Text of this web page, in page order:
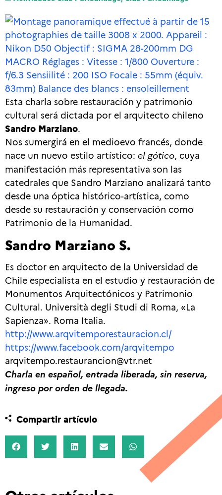
Esta charla sobre restauración y patrimonio
cultural será dictada por el arquitecto chileno
Sandro Marziano.
Nos sumergirá en el medioevo francés, donde
nace un nuevo estilo artístico: el gótico, cuya
manifestación más representativa son las
catedrales que Sandro Marziano analizará tanto
desde una óptica histórico-artística, como
desde su restauración y conservación como
Patrimonio de la Humanidad.
Sandro Marziano S.
Es doctor en arquitecto de la Universidad de
Chile especialista en el estudio y restauración de
Monumentos Arquitectónicos y Patrimonio
Cultural. Università degli Studi di Roma, «La
Sapienza». Roma Italia.
http://www.arqvitemporestauracion.cl/
https://www.facebook.com/arqvitempo
arqvitempo.restaurancion@vtr.net
Charla en español, entrada liberada, sin reserva,
ingreso por orden de llegada.
Compartir artículo